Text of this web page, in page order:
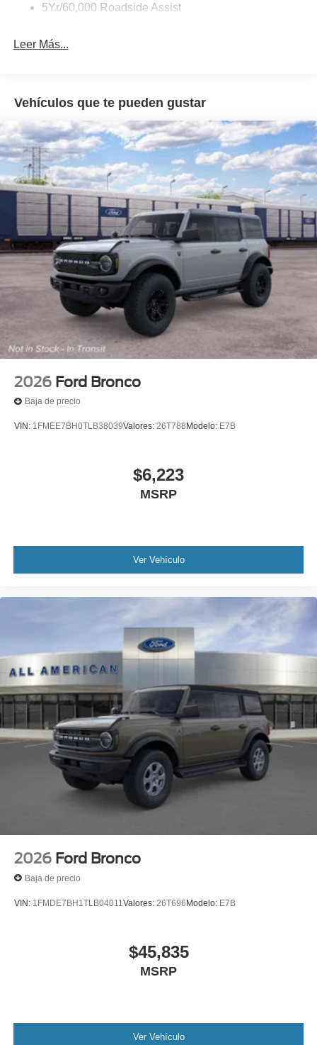
Full-Size Spare Tire Mounted Outside Rear
Headlights-Automatic Highbeams
Removable Rear Window
Swing-Out Rear Cargo Access
Tailgate/Rear Door Lock Included w/Power Door Locks
Tires: P255/75R17 A/T -inc: full size spare tire w/TPMS
Variable Intermittent Wipers
Wheels: 17" Carbonized Gray-Painted Aluminum
5Yr/60,000 Roadside Assist
Leer Más...
Vehículos que te pueden gustar
2026 Ford Bronco
Baja de precio
VIN: 1FMEE7BH0TLB38039Valores: 26T788Modelo: E7B
$6,223
MSRP
Ver Vehículo
2026 Ford Bronco
Baja de precio
VIN: 1FMDE7BH1TLB04011Valores: 26T696Modelo: E7B
$45,835
MSRP
Ver Vehículo